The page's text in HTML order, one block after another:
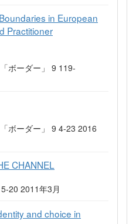
in European
Practitioner
ボーダー」 9 119-
ボーダー」 9 4-23 2016
CHANNEL
20 2011年3月
and choice in